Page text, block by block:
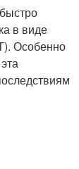
в виде
Особенно